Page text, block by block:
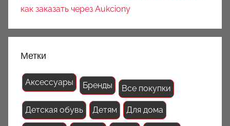
как заказать через Aukciony
Метки
Аксессуары Бренды Все покупки
Детская обувь Детям Для дома